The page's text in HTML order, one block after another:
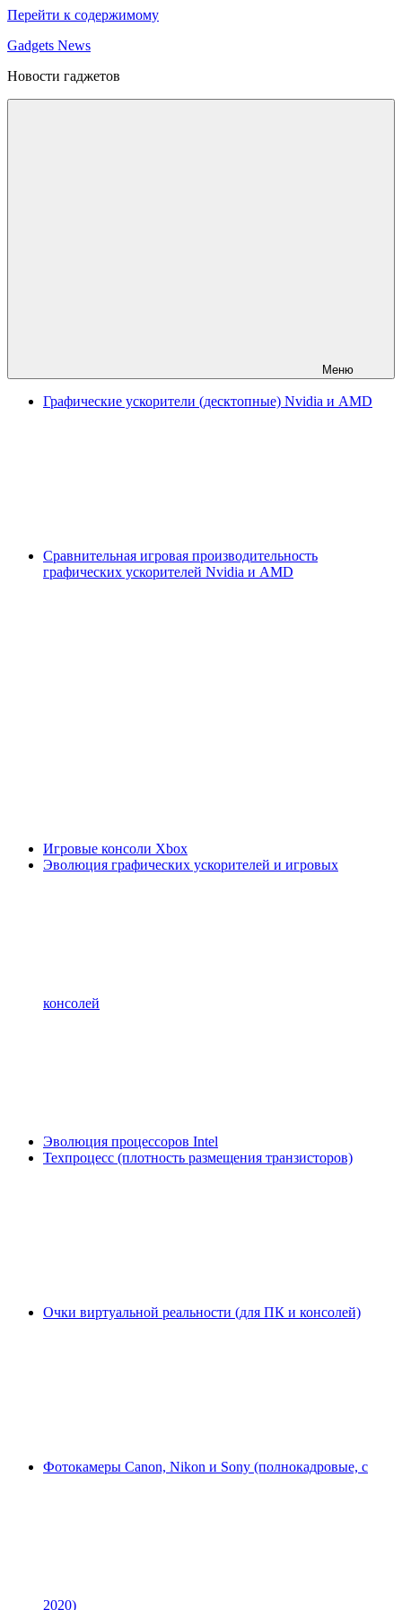
Перейти к содержимому
Gadgets News
Новости гаджетов
Меню
Графические ускорители (десктопные) Nvidia и AMD
Сравнительная игровая производительность
графических ускорителей Nvidia и AMD
Игровые консоли Xbox
Эволюция графических ускорителей и игровых
консолей
Эволюция процессоров Intel
Техпроцесс (плотность размещения транзисторов)
Очки виртуальной реальности (для ПК и консолей)
Фотокамеры Canon, Nikon и Sony (полнокадровые, с
2020)